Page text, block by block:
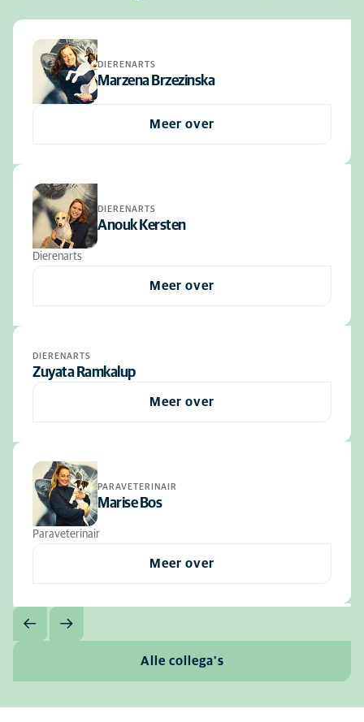
DIERENARTS
Marzena Brzezinska
Meer over
DIERENARTS
Anouk Kersten
Dierenarts
Meer over
DIERENARTS
Zuyata Ramkalup
Meer over
PARAVETERINAIR
Marise Bos
Paraveterinair
Meer over
Alle collega's